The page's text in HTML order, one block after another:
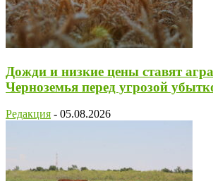
Дожди и низкие цены ставят
Черноземья перед угрозой
Редакция - 05.08.2026